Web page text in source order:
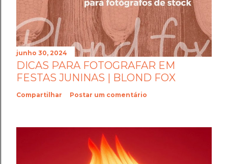
junho 30, 2024
DICAS PARA FOTOGRAFAR EM
FESTAS JUNINAS | BLOND FOX
Compartilhar Postar um comentário